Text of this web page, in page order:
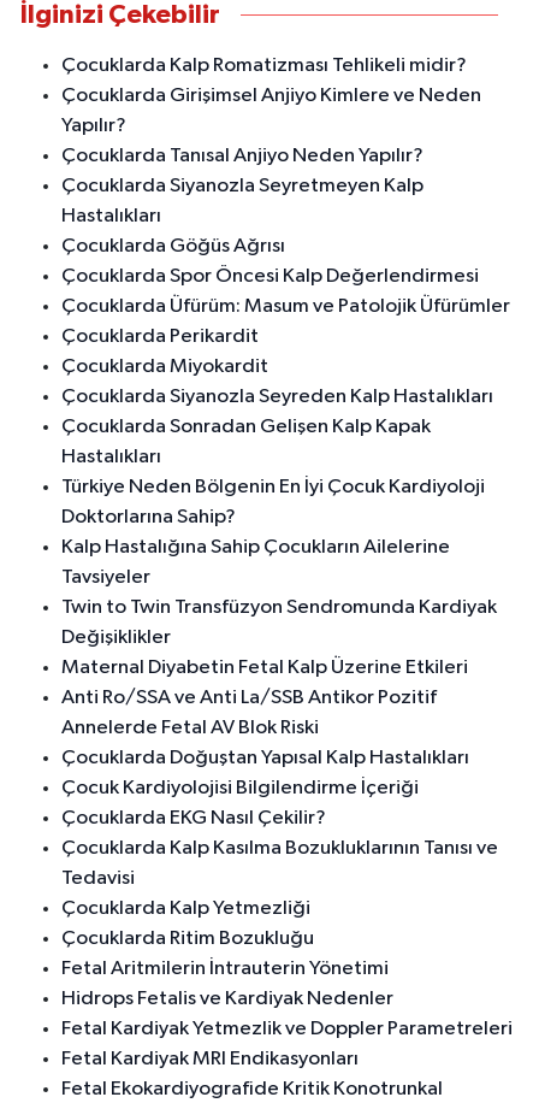
İlginizi Çekebilir
Çocuklarda Kalp Romatizması Tehlikeli midir?
Çocuklarda Girişimsel Anjiyo Kimlere ve Neden
Yapılır?
Çocuklarda Tanısal Anjiyo Neden Yapılır?
Çocuklarda Siyanozla Seyretmeyen Kalp
Hastalıkları
Çocuklarda Göğüs Ağrısı
Çocuklarda Spor Öncesi Kalp Değerlendirmesi
Çocuklarda Üfürüm: Masum ve Patolojik Üfürümler
Çocuklarda Perikardit
Çocuklarda Miyokardit
Çocuklarda Siyanozla Seyreden Kalp Hastalıkları
Çocuklarda Sonradan Gelişen Kalp Kapak
Hastalıkları
Türkiye Neden Bölgenin En İyi Çocuk Kardiyoloji
Doktorlarına Sahip?
Kalp Hastalığına Sahip Çocukların Ailelerine
Tavsiyeler
Twin to Twin Transfüzyon Sendromunda Kardiyak
Değişiklikler
Maternal Diyabetin Fetal Kalp Üzerine Etkileri
Anti Ro/SSA ve Anti La/SSB Antikor Pozitif
Annelerde Fetal AV Blok Riski
Çocuklarda Doğuştan Yapısal Kalp Hastalıkları
Çocuk Kardiyolojisi Bilgilendirme İçeriği
Çocuklarda EKG Nasıl Çekilir?
Çocuklarda Kalp Kasılma Bozukluklarının Tanısı ve
Tedavisi
Çocuklarda Kalp Yetmezliği
Çocuklarda Ritim Bozukluğu
Fetal Aritmilerin İntrauterin Yönetimi
Hidrops Fetalis ve Kardiyak Nedenler
Fetal Kardiyak Yetmezlik ve Doppler Parametreleri
Fetal Kardiyak MRI Endikasyonları
Fetal Ekokardiyografide Kritik Konotrunkal